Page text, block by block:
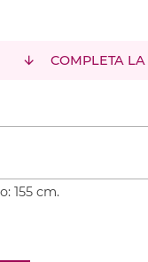
COMPLETA LA
155 cm.